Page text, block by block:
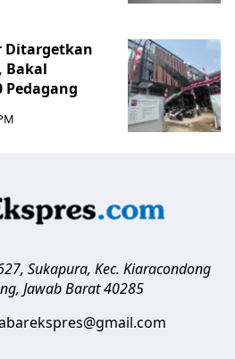
Ditargetkan
Bakal
Sukapura, Kec. Kiaracondong
, Jawab Barat 40285